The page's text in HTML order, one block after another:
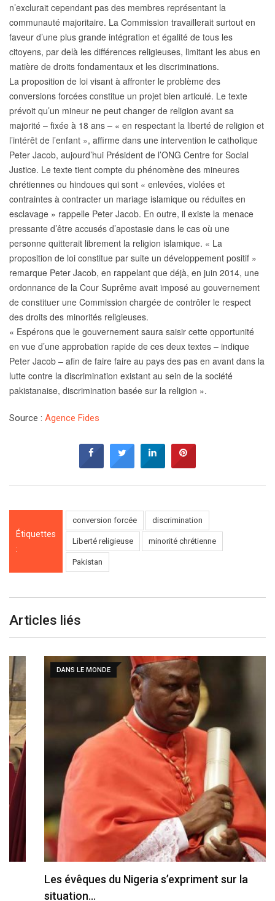
n’exclurait cependant pas des membres représentant la
communauté majoritaire. La Commission travaillerait surtout en
faveur d’une plus grande intégration et égalité de tous les
citoyens, par delà les différences religieuses, limitant les abus en
matière de droits fondamentaux et les discriminations.
La proposition de loi visant à affronter le problème des
conversions forcées constitue un projet bien articulé. Le texte
prévoit qu’un mineur ne peut changer de religion avant sa
majorité – fixée à 18 ans – « en respectant la liberté de religion et
l’intérêt de l’enfant », affirme dans une intervention le catholique
Peter Jacob, aujourd’hui Président de l’ONG Centre for Social
Justice. Le texte tient compte du phénomène des mineures
chrétiennes ou hindoues qui sont « enlevées, violées et
contraintes à contracter un mariage islamique ou réduites en
esclavage » rappelle Peter Jacob. En outre, il existe la menace
pressante d’être accusés d’apostasie dans le cas où une
personne quitterait librement la religion islamique. « La
proposition de loi constitue par suite un développement positif »
remarque Peter Jacob, en rappelant que déjà, en juin 2014, une
ordonnance de la Cour Suprême avait imposé au gouvernement
de constituer une Commission chargée de contrôler le respect
des droits des minorités religieuses.
« Espérons que le gouvernement saura saisir cette opportunité
en vue d’une approbation rapide de ces deux textes – indique
Peter Jacob – afin de faire faire au pays des pas en avant dans la
lutte contre la discrimination existant au sein de la société
pakistanaise, discrimination basée sur la religion ».
Source : Agence Fides
Étiquettes
:
conversion forcée discrimination
Liberté religieuse minorité chrétienne
Pakistan
Articles liés
DANS LE MONDE
Les évêques du Nigeria s’expriment sur la
situation…